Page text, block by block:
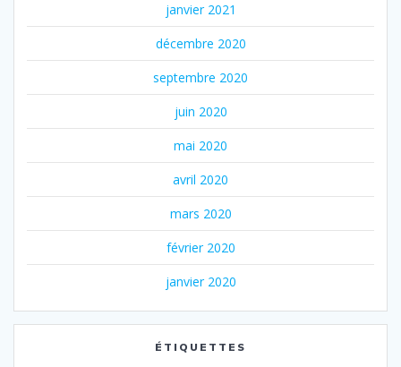
janvier 2021
décembre 2020
septembre 2020
juin 2020
mai 2020
avril 2020
mars 2020
février 2020
janvier 2020
ÉTIQUETTES